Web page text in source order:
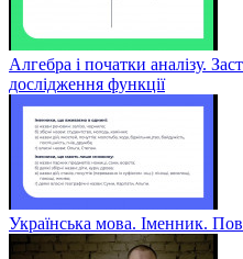
Алгебра і початки аналізу.
дослідження функції
Українська мова. Іменник.